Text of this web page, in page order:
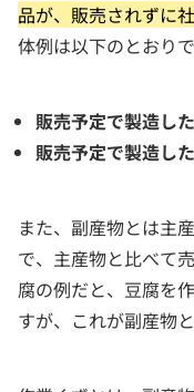
品が、販売されずに
体例は以下のとおりで
販売予定で製造し
販売予定で製造し
また、副産物とは主
で、主産物と比べて
腐の例だと、豆腐を
すが、これが副産物